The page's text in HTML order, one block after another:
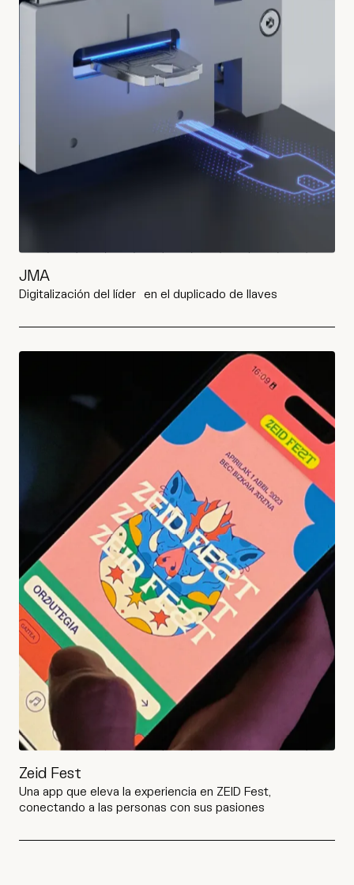
JMA
Digitalización del líder en el duplicado de llaves
Zeid Fest
Una app que eleva la experiencia en ZEID Fest,
conectando a las personas con sus pasiones